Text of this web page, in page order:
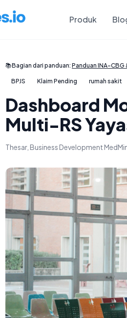
Produk
📚Bagian dari panduan: Panduan INA-CBG
BPJS Klaim Pending rumah sakit
Dashboard
Multi-RS
Thesar, Business Development